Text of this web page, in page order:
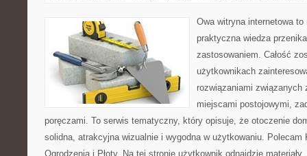
Owa witryna internetowa
praktyczna wiedza
zastosowaniem. Całość
użytkownikach
rozwiązaniami związanych
miejscami postojowymi,
poręczami. To serwis tematyczny, który opisuje, że otoczenie
solidna, atrakcyjna wizualnie i wygodna w użytkowaniu. Polecam
Ogrodzenia i Płoty. Na tej stronie użytkownik odnajdzie